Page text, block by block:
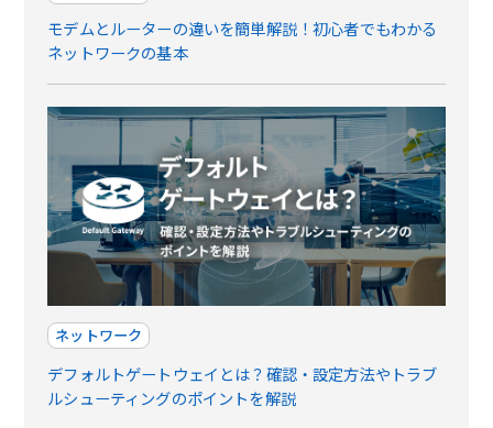
モデムとルーターの違いを簡単解説！初心者でもわかる
ネットワークの基本
ネットワーク
デフォルトゲートウェイとは？確認・設定方法やトラブ
ルシューティングのポイントを解説